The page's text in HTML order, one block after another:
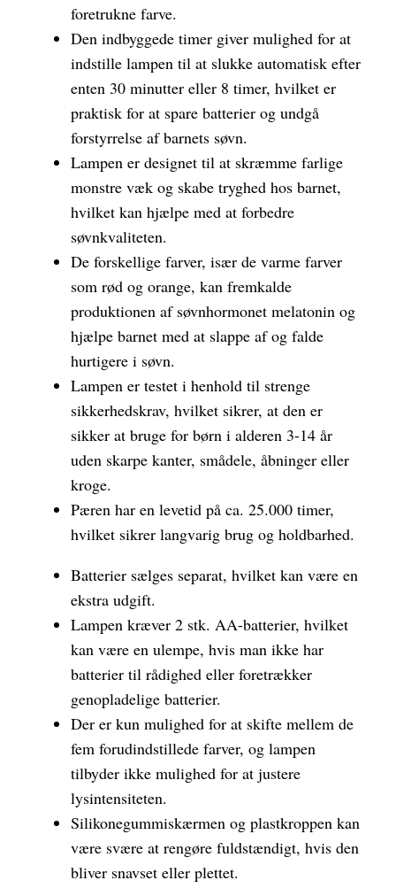
foretrukne farve.
Den indbyggede timer giver mulighed for at
indstille lampen til at slukke automatisk efter
enten 30 minutter eller 8 timer, hvilket er
praktisk for at spare batterier og undgå
forstyrrelse af barnets søvn.
Lampen er designet til at skræmme farlige
monstre væk og skabe tryghed hos barnet,
hvilket kan hjælpe med at forbedre
søvnkvaliteten.
De forskellige farver, især de varme farver
som rød og orange, kan fremkalde
produktionen af søvnhormonet melatonin og
hjælpe barnet med at slappe af og falde
hurtigere i søvn.
Lampen er testet i henhold til strenge
sikkerhedskrav, hvilket sikrer, at den er
sikker at bruge for børn i alderen 3-14 år
uden skarpe kanter, smådele, åbninger eller
kroge.
Pæren har en levetid på ca. 25.000 timer,
hvilket sikrer langvarig brug og holdbarhed.
Batterier sælges separat, hvilket kan være en
ekstra udgift.
Lampen kræver 2 stk. AA-batterier, hvilket
kan være en ulempe, hvis man ikke har
batterier til rådighed eller foretrækker
genopladelige batterier.
Der er kun mulighed for at skifte mellem de
fem forudindstillede farver, og lampen
tilbyder ikke mulighed for at justere
lysintensiteten.
Silikonegummiskærmen og plastkroppen kan
være svære at rengøre fuldstændigt, hvis den
bliver snavset eller plettet.